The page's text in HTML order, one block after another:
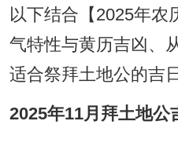
以下结合【2025年农
气特性与黄历吉凶、
适合祭拜土地公的吉
2025年11月拜土地公